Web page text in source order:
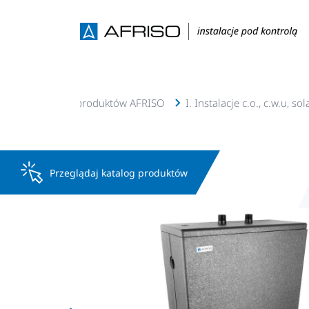
Katalog produktów AFRISO I. Instalacje c.o., c.w.u,
Przeglądaj katalog produktów